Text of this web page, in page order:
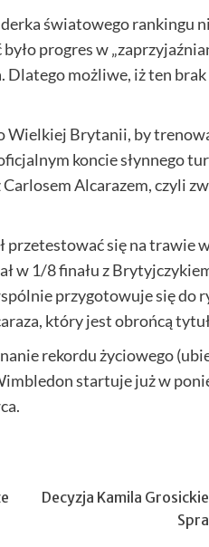
światowego rankingu
progres w
możliwe, iż ten
Wielkiej Brytanii, by
koncie słynnego
Carlosem Alcarazem, czyli
się na trawie
w 1/8 finału z
przygotowuje się
który jest obrońcą
rekordu życiowego
startuje już w
Decyzja Kamila